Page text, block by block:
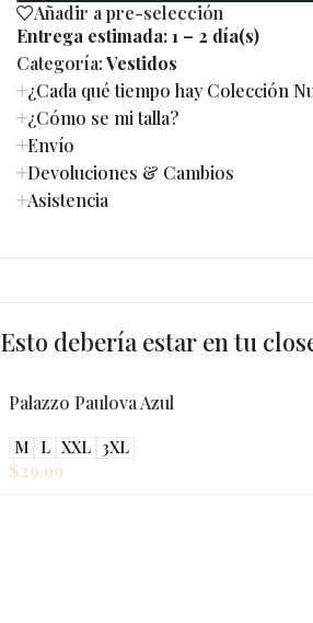
Añadir a pre-selección
Entrega estimada:1 – 2 día(s)
Categoría:Vestidos
¿Cada qué tiempo hay Colección
¿Cómo se mi talla?
Envío
Devoluciones & Cambios
Asistencia
Esto debería estar en tu
Palazzo Paulova Azul
M L XXL 3XL
$29.99